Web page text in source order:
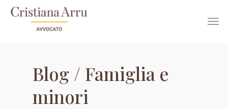
Famiglia e
minori